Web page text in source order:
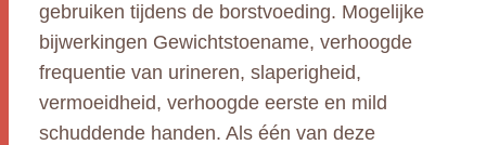
gebruiken tijdens de borstvoeding. Mogelijke
bijwerkingen Gewichtstoename, verhoogde
frequentie van urineren, slaperigheid,
vermoeidheid, verhoogde eerste en mild
schuddende handen. Als één van deze